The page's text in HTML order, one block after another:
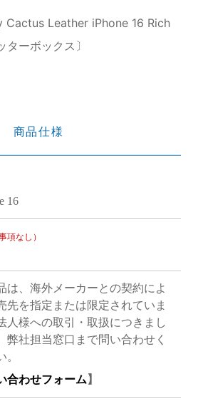
Leather iPhone 16 Rich
ーボックス〕
商品仕様
16
項なし）
は、海外メーカーとの契約によ
先を指定または限定されていま
人様への取引・取扱につきまし
弊社担当窓口まで問い合わせく
。
合わせフォーム 】